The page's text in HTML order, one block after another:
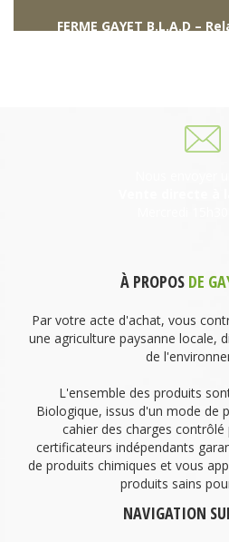
FERME GAYET B.L.A.D –
À PROPOS DE
Par votre acte d'achat, vous
une agriculture paysanne locale,
de
L'ensemble des produits
Biologique, issus d'un mode de
cahier des charges
certificateurs indépendants
de produits chimiques et vous
produits sains
NAVIGATION